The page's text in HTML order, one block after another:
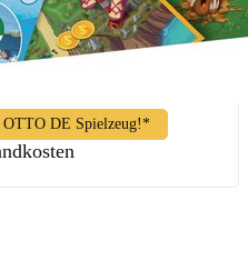
OTTO DE Spielzeug!*